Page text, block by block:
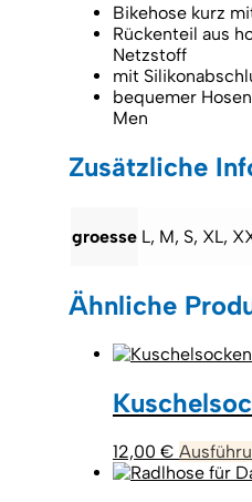
Bikehose kurz
Rückenteil aus
Netzstoff
mit
bequemer
Men
Zusätzliche
groesse L, M, S, XL,
Ähnliche
12,00 €